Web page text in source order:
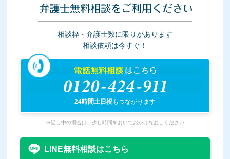
弁護士無料相談をご利用ください
相談枠・弁護士数に限りがあります
相談依頼は今すぐ！
電話無料相談はこちら
0120-424-911
24時間土日祝もつながります
※話し中の場合は、少し時間をおいておかけなおしください
LINE無料相談はこちら